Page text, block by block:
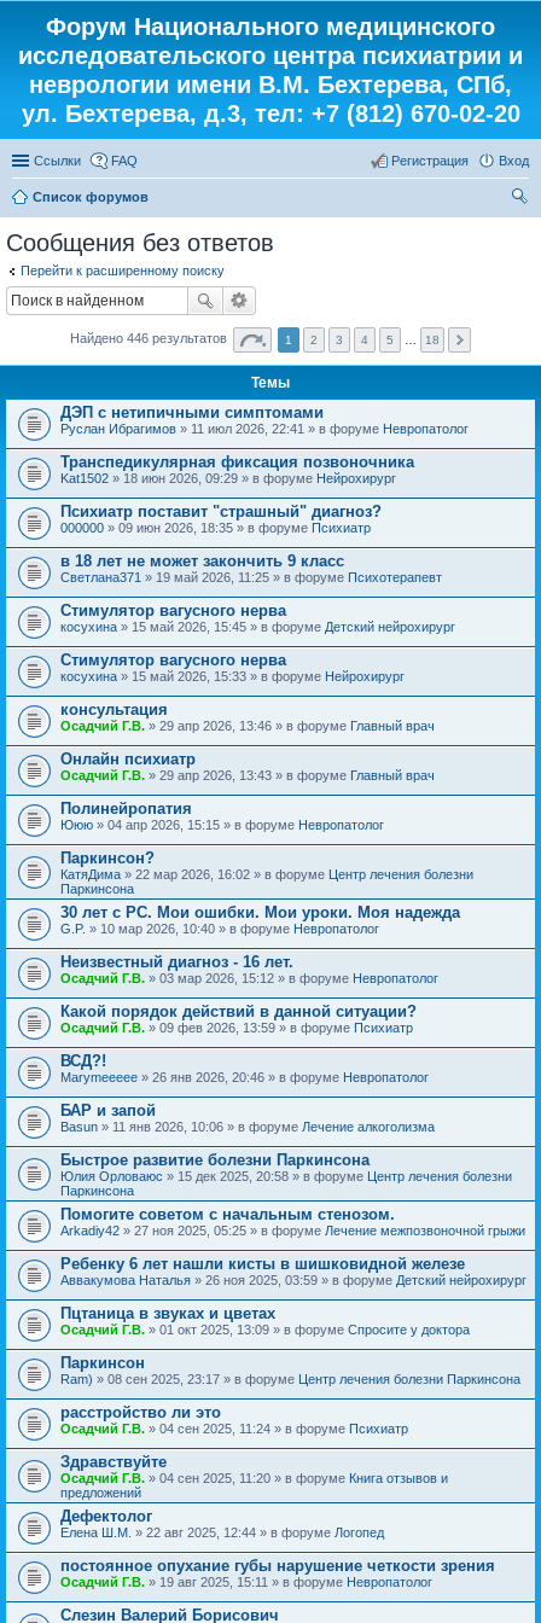
Форум Национального медицинского
исследовательского центра психиатрии и
неврологии имени В.М. Бехтерева, СПб,
ул. Бехтерева, д.3, тел: +7 (812) 670-02-20
Ссылки FAQ Вход
Регистрация
Список форумов
Сообщения без ответов
Перейти к расширенному поиску
Найдено 446 результатов 1 2 3 4 5 18
Темы
ДЭП с нетипичными симптомами
Руслан Ибрагимов » 11 июл 2026, 22:41 » в форуме Невропатолог
Транспедикулярная фиксация позвоночника
Kat1502 » 18 июн 2026, 09:29 » в форуме Нейрохирург
Психиатр поставит "страшный" диагноз?
000000 » 09 июн 2026, 18:35 » в форуме Психиатр
в 18 лет не может закончить 9 класс
Светлана371 » 19 май 2026, 11:25 » в форуме Психотерапевт
Стимулятор вагусного нерва
косухина » 15 май 2026, 15:45 » в форуме Детский нейрохирург
Стимулятор вагусного нерва
косухина » 15 май 2026, 15:33 » в форуме Нейрохирург
консультация
Осадчий Г.В. » 29 апр 2026, 13:46 » в форуме Главный врач
Онлайн психиатр
Осадчий Г.В. » 29 апр 2026, 13:43 » в форуме Главный врач
Полинейропатия
Ююю » 04 апр 2026, 15:15 » в форуме Невропатолог
Паркинсон?
КатяДима » 22 мар 2026, 16:02 » в форуме Центр лечения болезни
Паркинсона
30 лет с РС. Мои ошибки. Мои уроки. Моя надежда
G.P. » 10 мар 2026, 10:40 » в форуме Невропатолог
Неизвестный диагноз - 16 лет.
Осадчий Г.В. » 03 мар 2026, 15:12 » в форуме Невропатолог
Какой порядок действий в данной ситуации?
Осадчий Г.В. » 09 фев 2026, 13:59 » в форуме Психиатр
ВСД?!
Marymeeeee » 26 янв 2026, 20:46 » в форуме Невропатолог
БАР и запой
Basun » 11 янв 2026, 10:06 » в форуме Лечение алкоголизма
Быстрое развитие болезни Паркинсона
Юлия Орловаюс » 15 дек 2025, 20:58 » в форуме Центр лечения болезни
Паркинсона
Помогите советом с начальным стенозом.
Arkadiy42 » 27 ноя 2025, 05:25 » в форуме Лечение межпозвоночной грыжи
Ребенку 6 лет нашли кисты в шишковидной железе
Аввакумова Наталья » 26 ноя 2025, 03:59 » в форуме Детский нейрохирург
Пцтаница в звуках и цветах
Осадчий Г.В. » 01 окт 2025, 13:09 » в форуме Спросите у доктора
Паркинсон
Ram) » 08 сен 2025, 23:17 » в форуме Центр лечения болезни Паркинсона
расстройство ли это
Осадчий Г.В. » 04 сен 2025, 11:24 » в форуме Психиатр
Здравствуйте
Осадчий Г.В. » 04 сен 2025, 11:20 » в форуме Книга отзывов и
предложений
Дефектолог
Елена Ш.М. » 22 авг 2025, 12:44 » в форуме Логопед
постоянное опухание губы нарушение четкости зрения
Осадчий Г.В. » 19 авг 2025, 15:11 » в форуме Невропатолог
Слезин Валерий Борисович